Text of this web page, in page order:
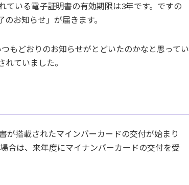
ている電子証明書の有効期限は3年です。ですの
お知らせ」が届きます。
もどおりのお知らせがとどいたのかなと思ってい
ていました。
が搭載されたマインバーカードの交付が始まり
合は、来年度にマイナンバーカードの交付を受